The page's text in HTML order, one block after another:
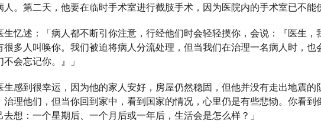
人。第二天，他要在临时手术室进行截肢手术，因为医院内的手术室已不能
生忆述：「病人都不断引你注意，行经他们时会轻轻摸你，会说：『医生
很多人叫唤你。我们被迫将病人分流处理，但当我们在治理一名病人时，
会忘记你。』」
生感到很幸运，因为他的家人安好，房屋仍然稳固，但他并没有走出地震
治理他们，但当你回到家中，看到国家的情况，心里仍是有些悲恸。你看
去想：一个星期后、一个月后或一年后，生活会是怎么样？」